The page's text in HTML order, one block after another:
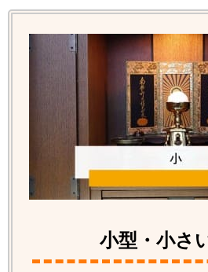
小型・小さ